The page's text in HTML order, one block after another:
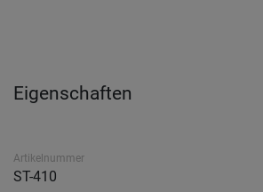
Eigenschaften
Artikelnummer
ST-410